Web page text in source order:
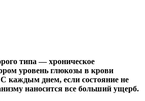
типа — хроническое
уровень глюкозы в крови
каждым днем, если состояние не
наносится все больший ущерб.